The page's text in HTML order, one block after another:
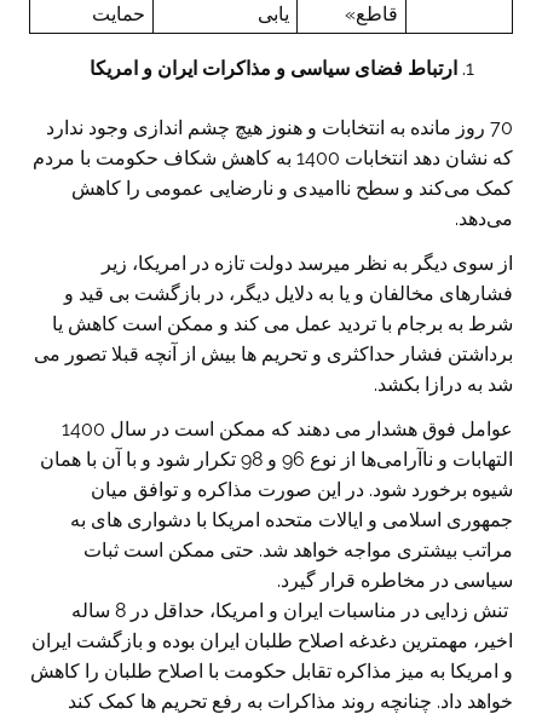
قاطع»
یابی
حمایت
ارتباط فضای سیاسی و مذاکرات ایران و امریکا
70 روز مانده به انتخابات و هنوز هیچ چشم اندازی وجود ندارد
که نشان دهد انتخابات 1400 به کاهش شکاف حکومت با مردم
کمک می‌کند و سطح ناامیدی و نارضایی عمومی را کاهش
می‌دهد.
از سوی دیگر به نظر میرسد دولت تازه در امریکا، زیر
فشارهای مخالفان و یا به دلایل دیگر، در بازگشت بی قید و
شرط به برجام با تردید عمل می کند و ممکن است کاهش یا
برداشتن فشار حداکثری و تحریم ها بیش از آنچه قبلا تصور می
شد به درازا بکشد.
عوامل فوق هشدار می دهند که ممکن است در سال 1400
التهابات و ناآرامی‌ها از نوع 96 و 98 تکرار شود و با آن با همان
شیوه برخورد شود. در این صورت مذاکره و توافق میان
جمهوری اسلامی و ایالات متحده امریکا با دشواری های به
مراتب بیشتری مواجه خواهد شد. حتی ممکن است ثبات
سیاسی در مخاطره قرار گیرد.
تنش زدایی در مناسبات ایران و امریکا، حداقل در 8 ساله
اخیر، مهمترین دغدغه اصلاح طلبان ایران بوده و بازگشت ایران
و امریکا به میز مذاکره تقابل حکومت با اصلاح طلبان را کاهش
خواهد داد. چنانچه روند مذاکرات به رفع تحریم ها کمک کند